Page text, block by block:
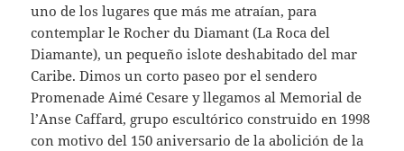
uno de los lugares que más me atraían, para
contemplar le Rocher du Diamant (La Roca del
Diamante), un pequeño islote deshabitado del mar
Caribe. Dimos un corto paseo por el sendero
Promenade Aimé Cesare y llegamos al Memorial de
l’Anse Caffard, grupo escultórico construido en 1998
con motivo del 150 aniversario de la abolición de la